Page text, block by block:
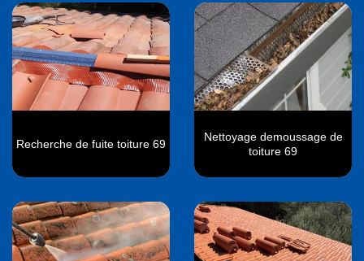
Recherche de fuite toiture 69
Nettoyage demoussage de
toiture 69